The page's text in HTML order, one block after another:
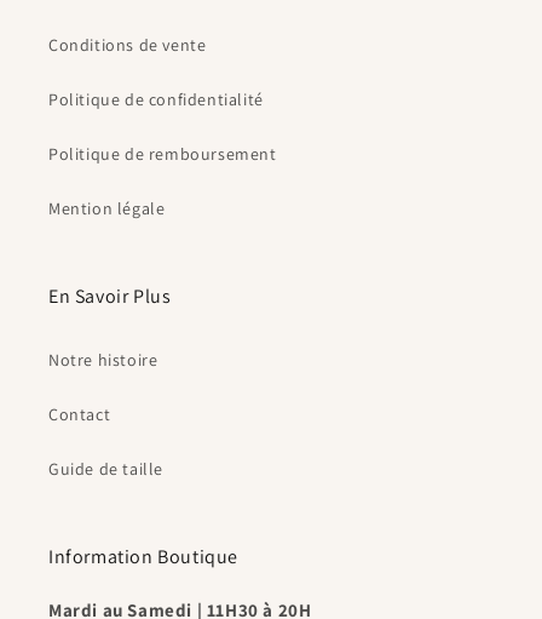
Conditions de vente
Politique de confidentialité
Politique de remboursement
Mention légale
En Savoir Plus
Notre histoire
Contact
Guide de taille
Information Boutique
Mardi au Samedi | 11H30 à 20H